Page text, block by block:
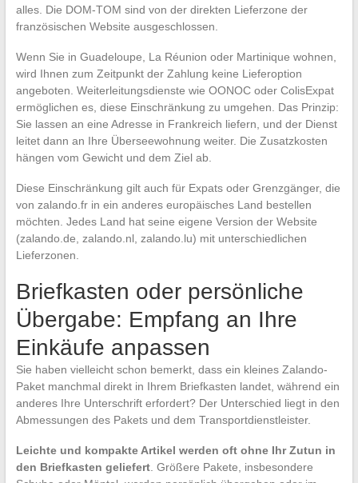
alles. Die DOM-TOM sind von der direkten Lieferzone der
französischen Website ausgeschlossen.
Wenn Sie in Guadeloupe, La Réunion oder Martinique wohnen,
wird Ihnen zum Zeitpunkt der Zahlung keine Lieferoption
angeboten. Weiterleitungsdienste wie OONOC oder ColisExpat
ermöglichen es, diese Einschränkung zu umgehen. Das Prinzip:
Sie lassen an eine Adresse in Frankreich liefern, und der Dienst
leitet dann an Ihre Überseewohnung weiter. Die Zusatzkosten
hängen vom Gewicht und dem Ziel ab.
Diese Einschränkung gilt auch für Expats oder Grenzgänger, die
von zalando.fr in ein anderes europäisches Land bestellen
möchten. Jedes Land hat seine eigene Version der Website
(zalando.de, zalando.nl, zalando.lu) mit unterschiedlichen
Lieferzonen.
Briefkasten oder persönliche
Übergabe: Empfang an Ihre
Einkäufe anpassen
Sie haben vielleicht schon bemerkt, dass ein kleines Zalando-
Paket manchmal direkt in Ihrem Briefkasten landet, während ein
anderes Ihre Unterschrift erfordert? Der Unterschied liegt in den
Abmessungen des Pakets und dem Transportdienstleister.
Leichte und kompakte Artikel werden oft ohne Ihr Zutun in
den Briefkasten geliefert. Größere Pakete, insbesondere